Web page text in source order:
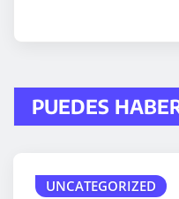
PUEDES
UNCATEGORIZED